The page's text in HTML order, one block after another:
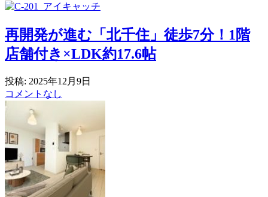
再開発が進む「北千住」徒歩7分！1階
店舗付き×LDK約17.6帖
投稿: 2025年12月9日
コメントなし